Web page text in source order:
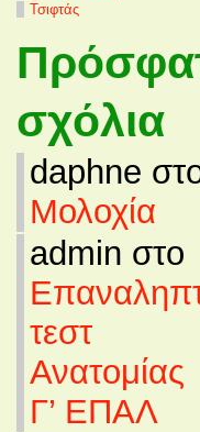
Τσιφτάς
σχόλια
daphne
Μολοχία
admin στο
τεστ
Ανατομίας
Γ’ ΕΠΑΛ